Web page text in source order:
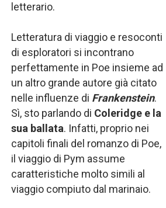
letterario.
Letteratura di viaggio e resoconti
di esploratori si incontrano
perfettamente in Poe insieme ad
un altro grande autore già citato
nelle influenze di Frankenstein.
Sì, sto parlando di Coleridge e la
sua ballata. Infatti, proprio nei
capitoli finali del romanzo di Poe,
il viaggio di Pym assume
caratteristiche molto simili al
viaggio compiuto dal marinaio.